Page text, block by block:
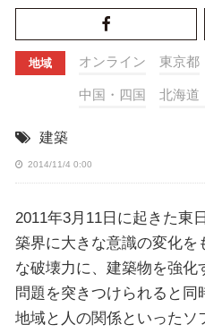
地域 オンライン 東京都
中国・四国 北海道
建築
2014/11/4 0:00
2011年3月11日に起きた東
築界に大きな意識の変化を
な破壊力に、建築物を強
問題を突きつけられると同
地域と人の関係といったソ